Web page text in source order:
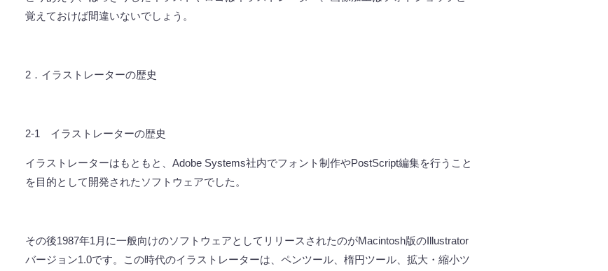
覚えておけば間違いないでしょう。
2 ．イラストレーターの歴史
2-1 イラストレーターの歴史
イラストレーターはもともと、 Adobe Systems社内でフォント制作やPostScript編集を行うこと
を目的として開発されたソフトウェアでした。
その後1987年1 月に一般向けのソフトウェアとしてリリースされたのがMacintosh版のIllustrator
バージョン1.0です。この時代のイラストレーターは、ペンツール、楕円ツール、拡大・縮小ツ